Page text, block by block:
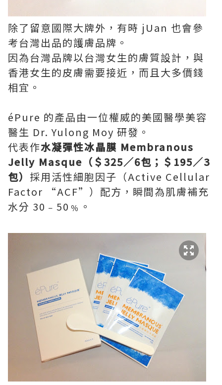
除了留意國際大牌外，有時 jUan 也會參
考台灣出品的護膚品牌。
因為台灣品牌以台灣女生的膚質設計，與
香港女生的皮膚需要接近，而且大多價錢
相宜。
éPure 的產品由一位權威的美國醫學美容
醫生 Dr. Yulong Moy 研發。
代表作水凝彈性冰晶膜 Membranous
Jelly Masque（＄325／6包；＄195／3
包） 採用活性細胞因子（Active Cellular
Factor “ACF”）配方，瞬間為肌膚補充
水分 30﹣50﹪。